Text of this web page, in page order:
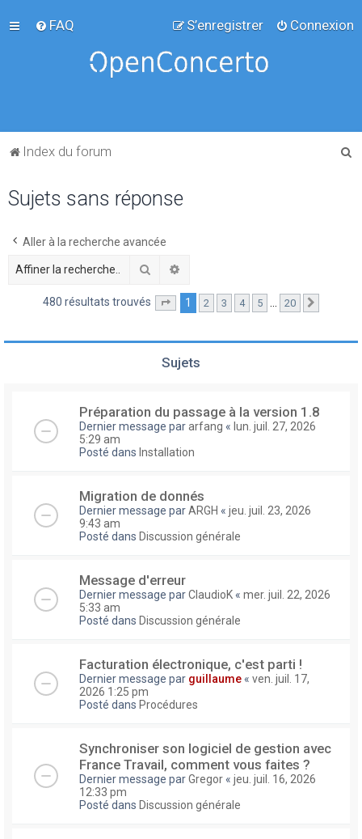
FAQ Connexion
S’enregistrer
Index du forum
Sujets sans réponse
Aller à la recherche avancée
Rechercher
480 résultats trouvés Page sur20
1 2 3 4 5 … 20
Sujets
Préparation du passage à la version 1.8
Dernier message pararfang « lun. juil. 27, 2026
5:29 am
Posté dans Installation
Migration de donnés
Dernier message parARGH « jeu. juil. 23, 2026
9:43 am
Posté dans Discussion générale
Message d'erreur
Dernier message parClaudioK « mer. juil. 22, 2026
5:33 am
Posté dans Discussion générale
Facturation électronique, c'est parti !
Dernier message par guillaume « ven. juil. 17,
2026 1:25 pm
Posté dans Procédures
Synchroniser son logiciel de gestion avec
France Travail, comment vous faites ?
Dernier message parGregor « jeu. juil. 16, 2026
12:33 pm
Posté dans Discussion générale